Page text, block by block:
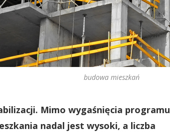
budowa mieszkań
Mimo wygaśnięcia programu
nadal jest wysoki, a liczba